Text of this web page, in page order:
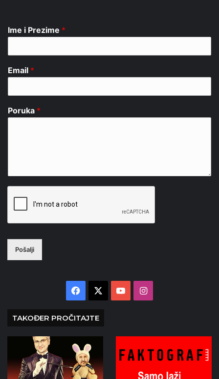
Ime i Prezime *
Email *
Poruka *
Pošalji
Facebook YouTubeInstagram
TAKOĐER PROČITAJTE